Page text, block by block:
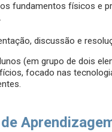
fundamentos físicos e
discussão e
(em grupo de dois
focado nas